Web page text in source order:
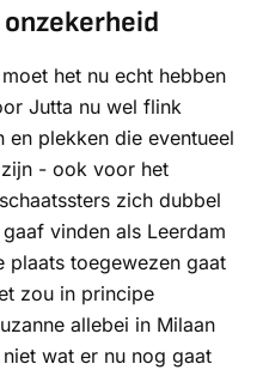
het nu echt hebben
Jutta nu wel flink
plekken die eventueel
- ook voor het
zich dubbel
vinden als Leerdam
toegewezen gaat
zou in principe
allebei in Milaan
wat er nu nog gaat